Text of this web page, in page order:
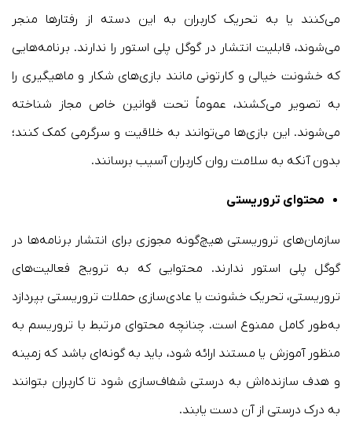
می‌کنند یا به تحریک کاربران به این دسته از رفتارها منجر
می‌شوند، قابلیت انتشار در گوگل پلی استور را ندارند. برنامه‌هایی
که خشونت خیالی و کارتونی مانند بازی‌های شکار و ماهیگیری را
به تصویر می‌کشند، عموماً تحت قوانین خاص مجاز شناخته
می‌شوند. این بازی‌ها می‌توانند به خلاقیت و سرگرمی کمک کنند؛
بدون آنکه به سلامت روان کاربران آسیب برسانند.
محتوای تروریستی
سازمان‌های تروریستی هیچ‌گونه مجوزی برای انتشار برنامه‌ها در
گوگل پلی استور ندارند. محتوایی که به ترویج فعالیت‌های
تروریستی، تحریک خشونت یا عادی‌‌سازی حملات تروریستی بپردازد
به‌طور کامل ممنوع است. چنانچه محتوای مرتبط با تروریسم به
منظور آموزش یا مستند ارائه شود، باید به گونه‌ای باشد که زمینه
و هدف سازنده‌اش به درستی شفاف‌سازی شود تا کاربران بتوانند
به درک درستی از آن دست یابند.